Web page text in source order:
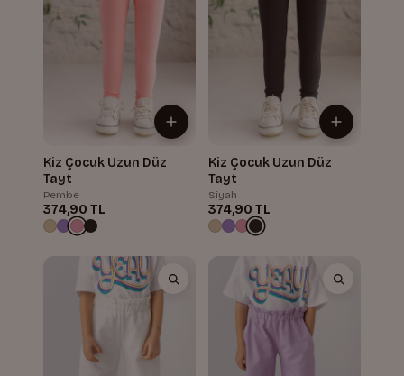
Kiz Çocuk Uzun Düz
Tayt
Pembe
374,90 TL
Kiz Çocuk Uzun Düz
Tayt
Siyah
374,90 TL